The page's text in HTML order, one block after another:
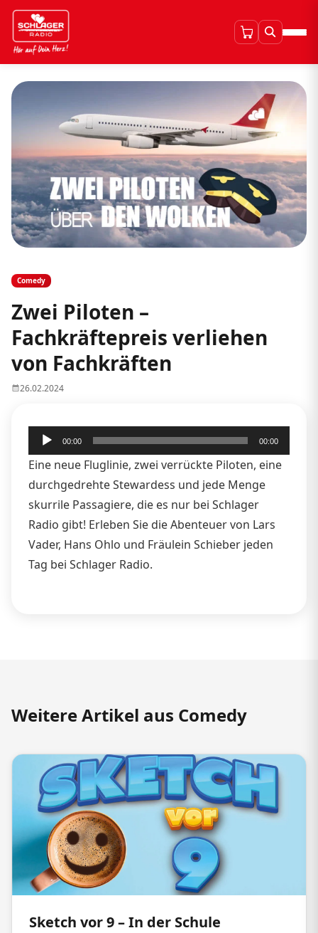
Comedy
Zwei Piloten –
Fachkräftepreis verliehen
von Fachkräften
26.02.2024
Audio-
Player
00:00 00:00
Eine neue Fluglinie, zwei verrückte Piloten, eine
durchgedrehte Stewardess und jede Menge
skurrile Passagiere, die es nur bei Schlager
Radio gibt! Erleben Sie die Abenteuer von Lars
Vader, Hans Ohlo und Fräulein Schieber jeden
Tag bei Schlager Radio.
Weitere Artikel aus Comedy
Sketch vor 9 – In der Schule